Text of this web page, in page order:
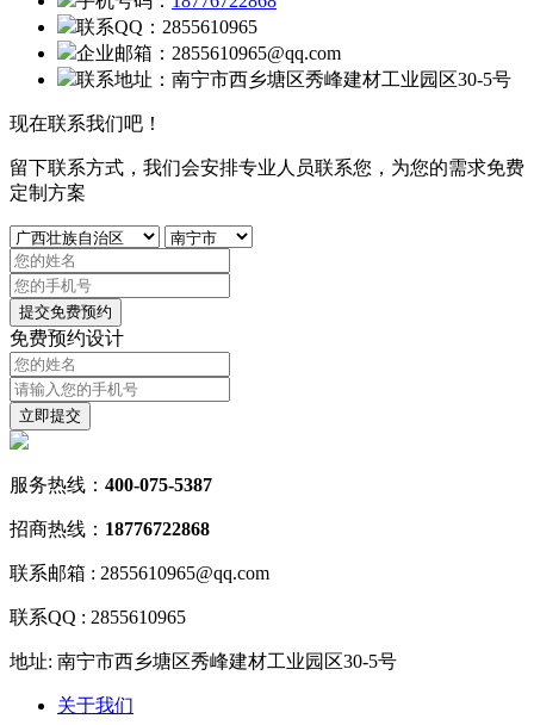
联系QQ：2855610965
企业邮箱：2855610965@qq.com
联系地址：南宁市西乡塘区秀峰建材工业园区30-5号
现在联系我们吧！
留下联系方式，我们会安排专业人员联系您，为您的需求免费
定制方案
提交免费预约
免费预约设计
立即提交
服务热线： 400-075-5387
招商热线： 18776722868
联系邮箱 : 2855610965@qq.com
联系QQ : 2855610965
地址: 南宁市西乡塘区秀峰建材工业园区30-5号
关于我们